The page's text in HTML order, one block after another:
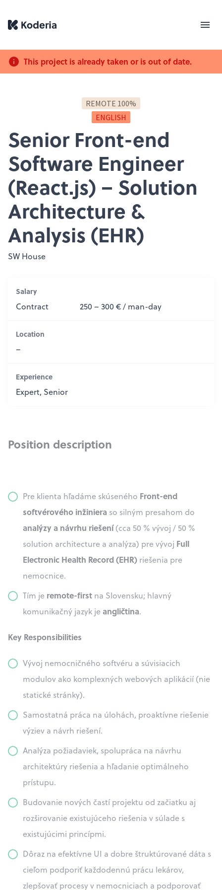
This project is already taken or is out of date.
REMOTE 100%
ENGLISH
Senior Front-end
Software Engineer
(React.js) – Solution
Architecture &
Analysis (EHR)
SW House
Salary
Contract 250 – 300 € / man-day
Location
–
Experience
Expert, Senior
Position description
Pre klienta hľadáme skúseného Front-end
softvérového inžiniera so silným presahom do
analýzy a návrhu riešení(cca 50 % vývoj / 50 %
solution architecture a analýza) pre vývoj Full
Electronic Health Record (EHR) riešenia pre
nemocnice.
Tím je remote-first na Slovensku; hlavný
komunikačný jazyk jeangličtina.
Key Responsibilities
Vývoj nemocničného softvéru a súvisiacich
modulov ako komplexných webových aplikácií (nie
statické stránky).
Samostatná práca na úlohách, proaktívne riešenie
výziev a návrh riešení.
Analýza požiadaviek, spolupráca na návrhu
architektúry riešenia a hľadanie optimálneho
prístupu.
Budovanie nových častí projektu od začiatku aj
rozširovanie existujúceho riešenia v súlade s
existujúcimi princípmi.
Dôraz na efektívne UI a dobre štruktúrované dáta s
cieľom podporiť každodennú prácu lekárov,
zlepšovať procesy v nemocniciach a podporovať